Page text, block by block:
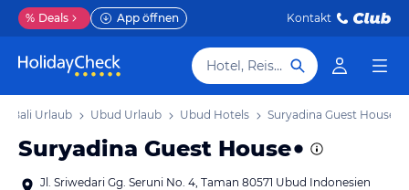
% Deals App öffnen Kontakt
Hotel, Reiseziel
Bali Urlaub Ubud Urlaub Ubud Hotels Suryadina Guest House
Suryadina Guest House
Jl. Sriwedari Gg. Seruni No. 4, Taman 80571 Ubud Indonesien